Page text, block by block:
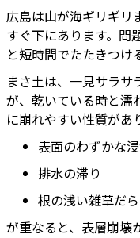
広島は山が海ギリギリ
すぐ下にあります。問
と短時間でたたきつけ
まさ土は、一見サラ
が、乾いている時と濡
に崩れやすい性質があ
表面のわずかな
排水の滞り
根の浅い雑草だ
が重なると、表層崩壊